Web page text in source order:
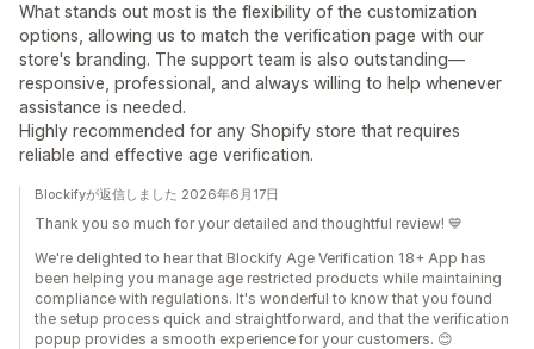
What stands out most is the flexibility of the customization
options, allowing us to match the verification page with our
store's branding. The support team is also outstanding—
responsive, professional, and always willing to help whenever
assistance is needed.
Highly recommended for any Shopify store that requires
reliable and effective age verification.
Blockifyが返信しました 2026年6月17日
Thank you so much for your detailed and thoughtful review! 💙
We're delighted to hear that Blockify Age Verification 18+ App has
been helping you manage age restricted products while maintaining
compliance with regulations. It's wonderful to know that you found
the setup process quick and straightforward, and that the verification
popup provides a smooth experience for your customers. 😊